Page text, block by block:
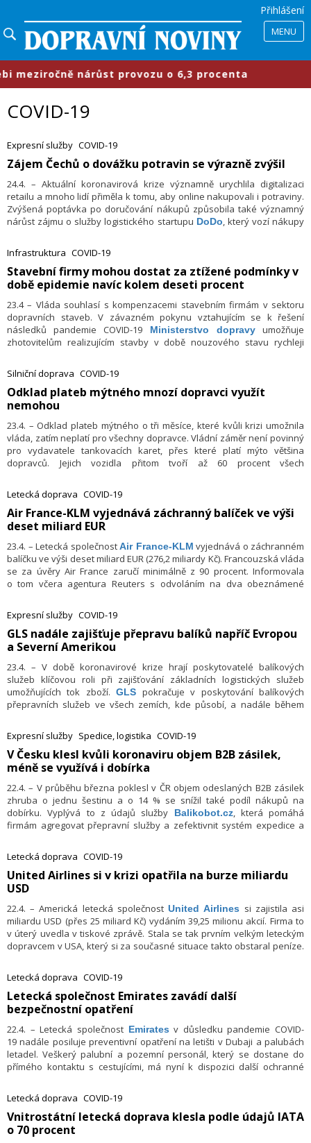
Přihlášení
MENU
nárůst provozu o 6,3 procenta
COVID-19
Expresní služby COVID-19
​Zájem Čechů o dovážku potravin se výrazně zvýšil
24.4. – Aktuální koronavirová krize významně urychlila digitalizaci
retailu a mnoho lidí přiměla k tomu, aby online nakupovali i potraviny.
Zvýšená poptávka po doručování nákupů způsobila také významný
nárůst zájmu o služby logistického startupu DoDo, který vozí nákupy
nákupů více.
Infrastruktura COVID-19
​Stavební firmy mohou dostat za ztížené podmínky v
době epidemie navíc kolem deseti procent
23.4 – Vláda souhlasí s kompenzacemi stavebním firmám v sektoru
dopravních staveb. V závazném pokynu vztahujícím se k řešení
následků pandemie COVID-19
Ministerstvo dopravyumožňuje
zhotovitelům realizujícím stavby v době nouzového stavu rychleji
stávajících smluvních podmínek.
Silniční doprava COVID-19
​Odklad plateb mýtného mnozí dopravci využít
nemohou
23.4. – Odklad plateb mýtného o tři měsíce, které kvůli krizi umožnila
vláda, zatím neplatí pro všechny dopravce. Vládní záměr není povinný
pro vydavatele tankovacích karet, přes které platí mýto většina
dopravců. Jejich vozidla přitom tvoří až 60 procent všech
jedná s vydavateli o dodatcích ke smlouvám, jasno by mělo být do
konce dubna. Uvedl to mluvčí CzechTollu Miroslav Beneš.
Provozovatelé tankovacích karet označují vládní záměr za technicky
nedořešený. Obávají se, že na ně mohou přejít finanční potíže
Letecká doprava COVID-19
​Air France-KLM vyjednává záchranný balíček ve výši
deset miliard EUR
23.4. – Letecká společnostAir France-KLM vyjednává o záchranném
balíčku ve výši deset miliard EUR (276,2 miliardy Kč). Francouzská vláda
se za úvěry Air France zaručí minimálně z 90 procent. Informovala
o tom včera agentura Reuters s odvoláním na dva obeznámené
francouzského ministerstva financí se k věci odmítli vyjádřit.
Expresní služby COVID-19
​GLS nadále zajišťuje přepravu balíků napříč Evropou
a Severní Amerikou
23.4. – V době koronavirové krize hrají poskytovatelé balíkových
služeb klíčovou roli při zajišťování základních logistických služeb
umožňujících tok zboží.GLS pokračuje v poskytování balíkových
přepravních služeb ve všech zemích, kde působí, a nadále během
Expresní služby Spedice, logistika COVID-19
​V Česku klesl kvůli koronaviru objem B2B zásilek,
méně se využívá i dobírka
22.4. – V průběhu března poklesl v ČR objem odeslaných B2B zásilek
zhruba o jednu šestinu a o 14 % se snížil také podíl nákupů na
dobírku. Vyplývá to z údajů služby
Balikobot.cz, která pomáhá
firmám agregovat přepravní služby a zefektivnit systém expedice a
Letecká doprava COVID-19
​United Airlines si v krizi opatřila na burze miliardu
USD
22.4. – Americká letecká společnostUnited Airlines si zajistila asi
miliardu USD (přes 25 miliard Kč) vydáním 39,25 milionu akcií. Firma to
v úterý uvedla v tiskové zprávě. Stala se tak prvním velkým leteckým
dopravcem v USA, který si za současné situace takto obstaral peníze.
kvůli drastickému poklesu poptávky a leteckým omezením musejí
jejich stroje zůstat na zemi a některé už i propouštějí.*
Letecká doprava COVID-19
​Letecká společnost Emirates zavádí další
bezpečnostní opatření
22.4. – Letecká společnost Emirates v důsledku pandemie COVID-
19 nadále posiluje preventivní opatření na letišti v Dubaji a palubách
letadel. Veškerý palubní a pozemní personál, který se dostane do
přímého kontaktu s cestujícími, má nyní k dispozici další ochranné
personál také nově vybaven jednorázovým ochranným oděvem a
obličejovým štítem.
Letecká doprava COVID-19
​Vnitrostátní letecká doprava klesla podle údajů IATA
o 70 procent